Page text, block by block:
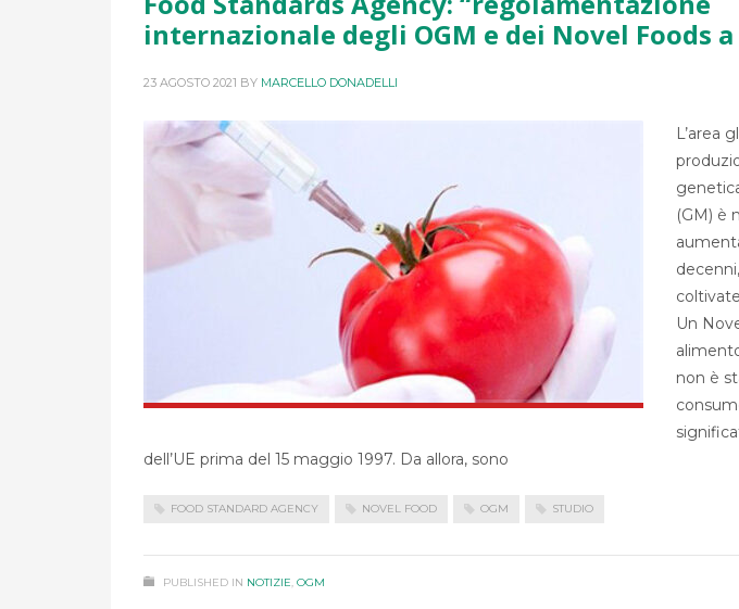
internazionale degli OGM e dei Novel Foods
23 AGOSTO 2021 BY MARCELLO DONADELLI
L’area
(GM) è
Un
non è
dell’UE prima del 15 maggio 1997. Da allora, sono
FOOD STANDARD AGENCY NOVEL FOOD OGM STUDIO
PUBLISHED IN NOTIZIE, OGM